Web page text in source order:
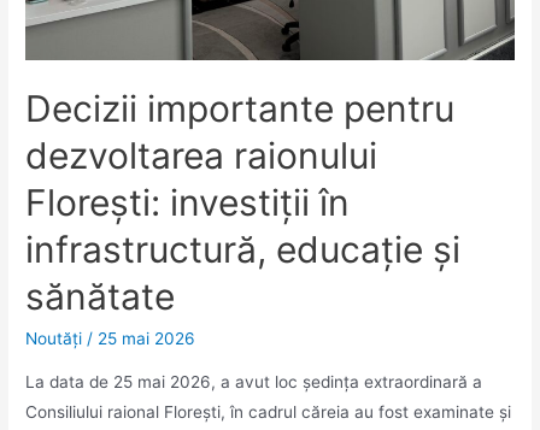
Decizii importante pentru
dezvoltarea raionului
Florești: investiții în
infrastructură, educație și
sănătate
Noutăţi / 25 mai 2026
La data de 25 mai 2026, a avut loc ședința extraordinară a
Consiliului raional Florești, în cadrul căreia au fost examinate și